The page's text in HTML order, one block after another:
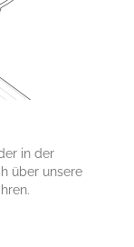
in der
über unsere